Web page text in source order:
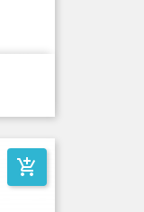
add_shopping_cart